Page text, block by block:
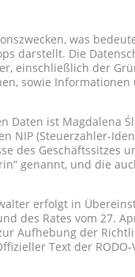
was
darstellt. Die
einschließlich der
sowie
ist Magdalena
(Steuerzahler-
des Geschäftssitzes
genannt, und die
erfolgt in
des Rates vom 27.
Aufhebung der
Text der